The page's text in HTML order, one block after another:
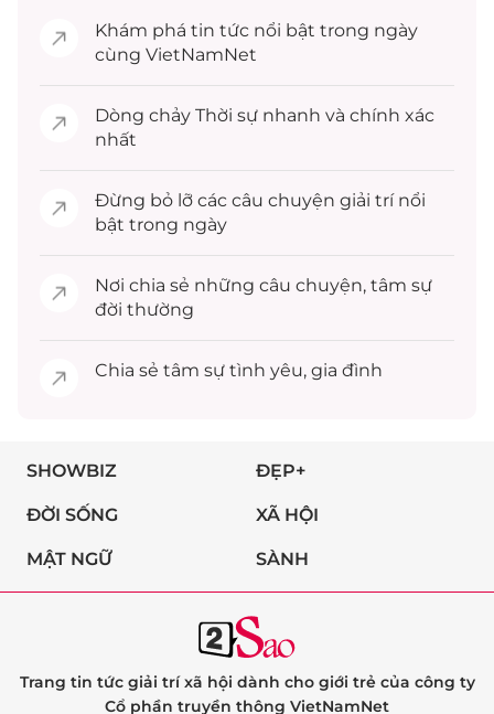
Khám phá tin tức nổi bật trong ngày
cùng VietNamNet
Dòng chảy Thời sự nhanh và chính xác
nhất
Đừng bỏ lỡ các câu chuyện giải trínổi
bật trong ngày
Nơi chia sẻ những câu chuyện, tâm sự
đời thường
Chia sẻ tâm sự tình yêu, gia đình
SHOWBIZ ĐẸP+
ĐỜI SỐNG XÃ HỘI
MẬT NGỮ SÀNH
Trang tin tức giải trí xã hội dành cho giới trẻ của công ty
Cổ phần truyền thông VietNamNet